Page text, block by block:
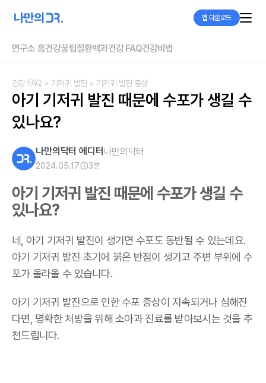
앱 다운로드
연구소 홈건강꿀팁질환백과건강 FAQ건강비법
건강 FAQ > 기저귀 발진 > 기저귀 발진 증상
아기 기저귀 발진 때문에 수포가 생길 수
있나요?
나만의닥터 에디터 나만의닥터
2024.05.17 3분
아기 기저귀 발진 때문에 수포가 생길 수
있나요?
네, 아기 기저귀 발진이 생기면 수포도 동반될 수 있는데요.
아기 기저귀 발진 초기에 붉은 반점이 생기고 주변 부위에 수
포가 올라올 수 있습니다.
아기 기저귀 발진으로 인한 수포 증상이 지속되거나 심해진
다면, 명확한 처방을 위해 소아과 진료를 받아보시는 것을 추
천드립니다.